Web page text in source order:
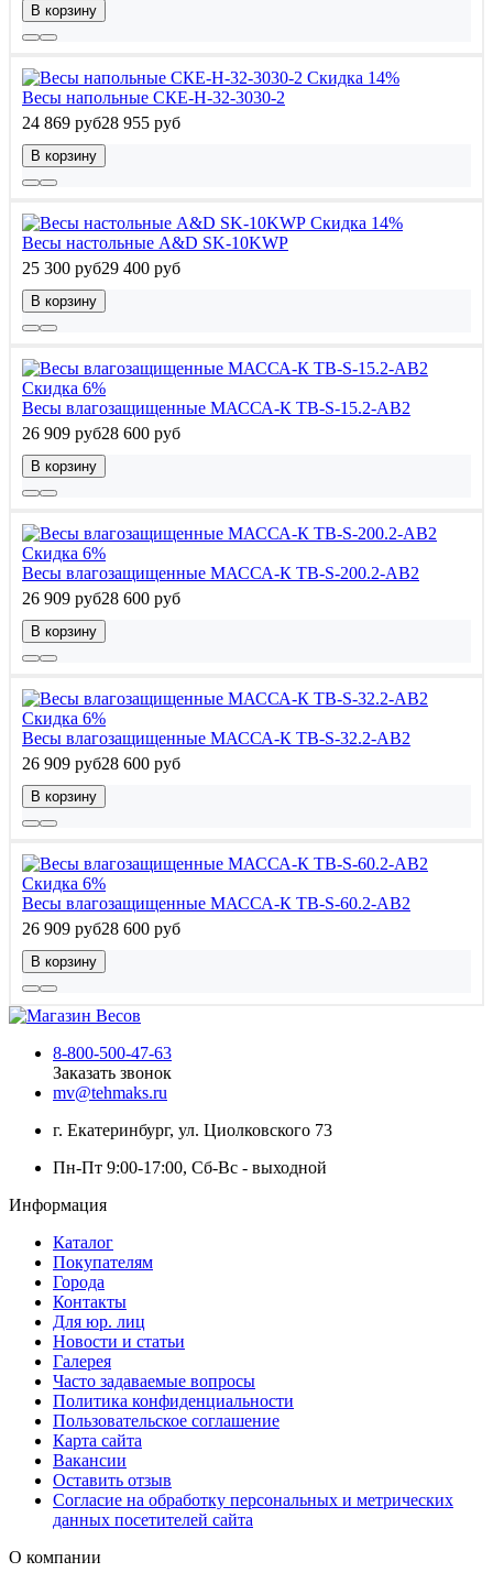
В корзину
Скидка 14%
Весы напольные СКЕ-Н-32-3030-2
24 869 руб28 955 руб
В корзину
Скидка 14%
Весы настольные A&D SK-10KWP
25 300 руб29 400 руб
В корзину
Скидка 6%
Весы влагозащищенные МАССА-К TB-S-15.2-AB2
26 909 руб28 600 руб
В корзину
Скидка 6%
Весы влагозащищенные МАССА-К TB-S-200.2-AB2
26 909 руб28 600 руб
В корзину
Скидка 6%
Весы влагозащищенные МАССА-К TB-S-32.2-AB2
26 909 руб28 600 руб
В корзину
Скидка 6%
Весы влагозащищенные МАССА-К TB-S-60.2-AB2
26 909 руб28 600 руб
В корзину
8-800-500-47-63
Заказать звонок
mv@tehmaks.ru
г. Екатеринбург, ул. Циолковского 73
Пн-Пт 9:00-17:00, Сб-Вс - выходной
Информация
Каталог
Покупателям
Города
Контакты
Для юр. лиц
Новости и статьи
Галерея
Часто задаваемые вопросы
Политика конфиденциальности
Пользовательское соглашение
Карта сайта
Вакансии
Оставить отзыв
Согласие на обработку персональных и метрических
данных посетителей сайта
О компании